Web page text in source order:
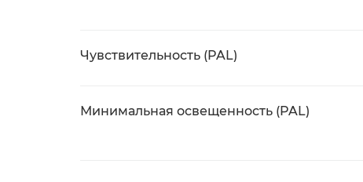
Чувствительность (PAL)
Минимальная освещенность (PAL)